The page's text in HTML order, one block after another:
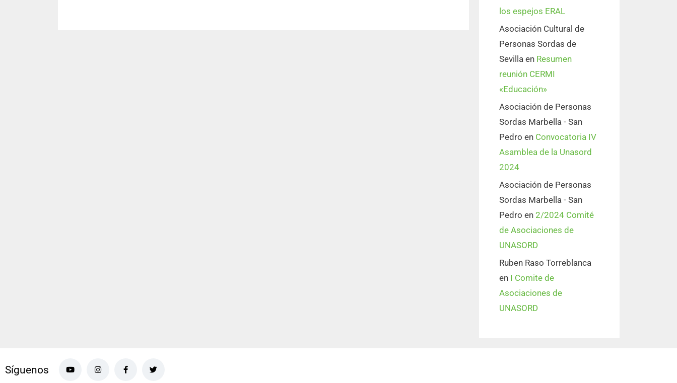
los espejos ERAL
Asociación Cultural de
Personas Sordas de
Sevillaen Resumen
reunión CERMI
«Educación»
Asociación de Personas
Sordas Marbella - San
Pedro en Convocatoria IV
Asamblea de la Unasord
2024
Asociación de Personas
Sordas Marbella - San
Pedro en 2/2024 Comité
de Asociaciones de
UNASORD
Ruben Raso Torreblanca
en I Comite de
Asociaciones de
UNASORD
Síguenos